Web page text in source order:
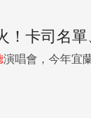
卡司名
演唱會，今年宜